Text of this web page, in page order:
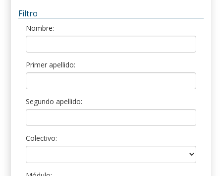
Filtro
Nombre:
Primer apellido:
Segundo apellido:
Colectivo: